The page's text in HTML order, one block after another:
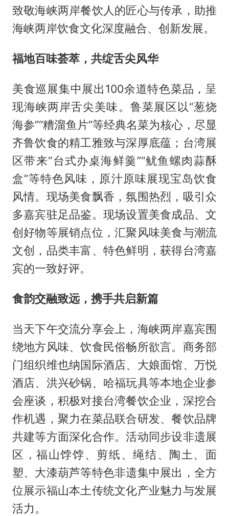
致敬海峡两岸餐饮人的匠心与传承，助推
海峡两岸饮食文化深度融合、创新发展。
福地百味荟萃，共绽舌尖风华
美食巡展集中展出100余道特色菜品，呈
现海峡两岸舌尖美味。鲁菜展区以“葱烧
海参”“糟溜鱼片”等经典名菜为核心，尽显
齐鲁饮食的精工雅致与深厚底蕴；台湾展
区带来“台式办桌海鲜羹”“鱿鱼螺肉蒜酥
盒”等特色风味，原汁原味展现宝岛饮食
风情。现场美食飘香，氛围热烈，吸引众
多嘉宾驻足品鉴。现场设置美食成品、文
创好物等展销点位，汇聚风味美食与潮流
文创，品类丰富、特色鲜明，获得台湾嘉
宾的一致好评。
食韵交融致远，携手共启新篇
当天下午交流分享会上，海峡两岸嘉宾围
绕地方风味、饮食民俗畅所欲言。商务部
门组织维也纳国际酒店、大娘面馆、万悦
酒店、洪兴砂锅、哈福玩具等本地企业参
会座谈，积极对接台湾餐饮企业，深挖合
作机遇，聚力在菜品联合研发、餐饮品牌
共建等方面深化合作。活动同步设非遗展
区，福山饽饽、剪纸、绳结、陶土、面
塑、大漆葫芦等特色非遗集中展出，全方
位展示福山本土传统文化产业魅力与发展
活力。